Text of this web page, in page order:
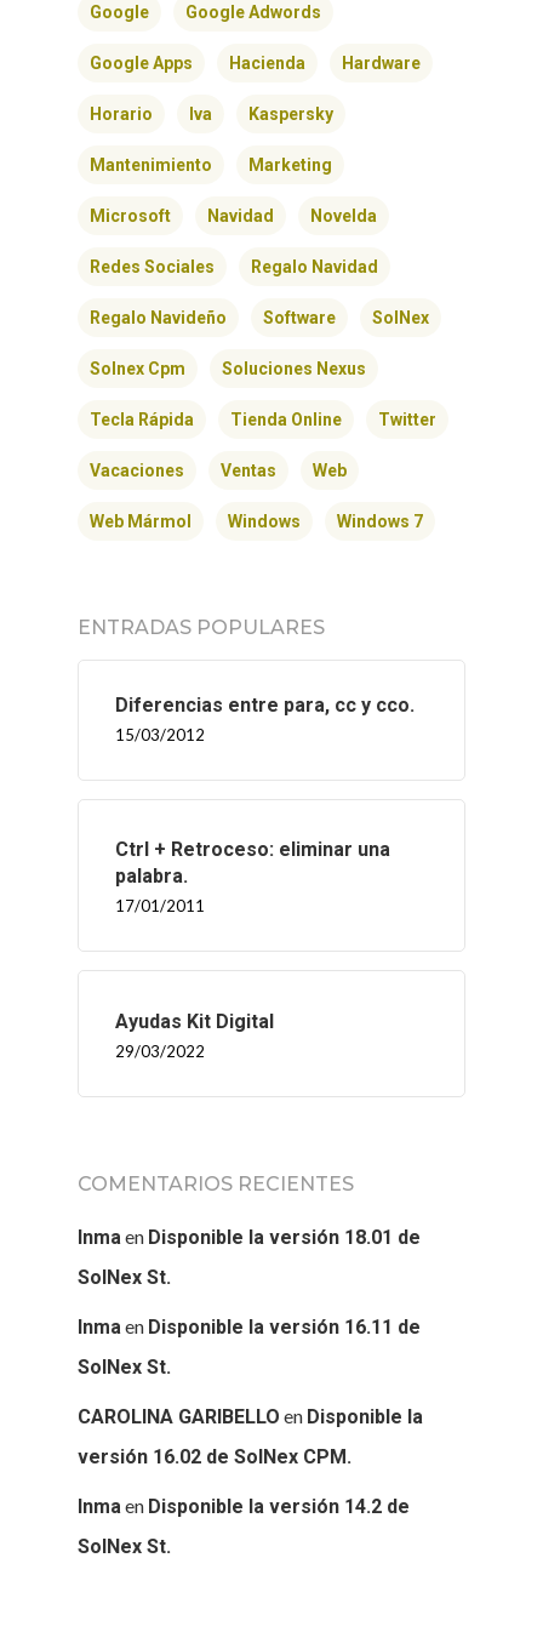
Google Google Adwords
Google Apps Hacienda Hardware
Horario Iva Kaspersky
Mantenimiento Marketing
Microsoft Navidad Novelda
Redes Sociales Regalo Navidad
Regalo Navideño Software SolNex
Solnex Cpm Soluciones Nexus
Tecla Rápida Tienda Online Twitter
Vacaciones Ventas Web
Web Mármol Windows Windows 7
ENTRADAS POPULARES
Diferencias entre para, cc y cco.
15/03/2012
Ctrl + Retroceso: eliminar una
palabra.
17/01/2011
Ayudas Kit Digital
29/03/2022
COMENTARIOS RECIENTES
Inma en Disponible la versión 18.01 de
SolNex St.
Inma en Disponible la versión 16.11 de
SolNex St.
CAROLINA GARIBELLO en Disponible la
versión 16.02 de SolNex CPM.
Inma en Disponible la versión 14.2 de
SolNex St.
INICIO
SOLNEX
SERVICIOS